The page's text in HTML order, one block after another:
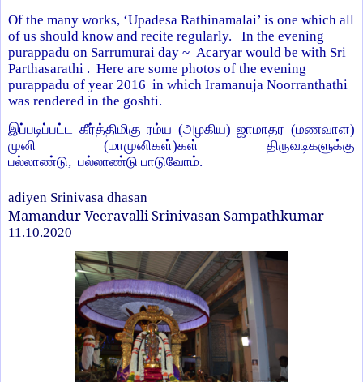
Of the many works, ‘Upadesa Rathinamalai’ is one which all
of us should know and recite regularly. In the evening
purappadu on Sarrumurai day ~ Acaryar would be with Sri
Parthasarathi . Here are some photos of the evening
purappadu of year 2016 in which Iramanuja Noorranthathi
was rendered in the goshti.
இப்படிப்பட்ட கீர்த்திமிகு ரம்ய (அழகிய) ஜாமாதர (மணவாள)
முனி (மாமுனிகள்)கள் திருவடிகளுக்கு
பல்லாண்டு, பல்லாண்டு பாடுவோம்.
adiyen Srinivasa dhasan
Mamandur Veeravalli Srinivasan Sampathkumar
11.10.2020